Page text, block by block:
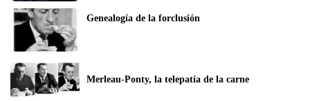
Genealogía de la forclusión
Merleau-Ponty, la telepatía de la carne